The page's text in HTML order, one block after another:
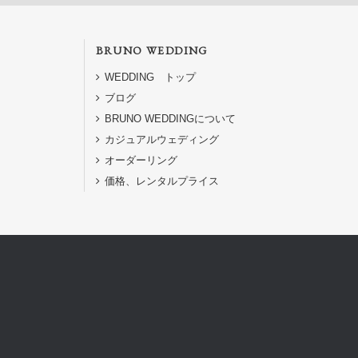
BRUNO WEDDING
WEDDING トップ
ブログ
BRUNO WEDDINGについて
カジュアルウェディング
オーダーリング
価格、レンタルプライス